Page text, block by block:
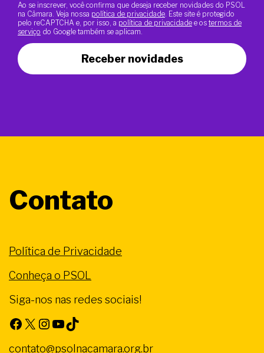
Ao se inscrever, você confirma que deseja receber novidades do PSOL
na Câmara. Veja nossa política de privacidade. Este site é protegido
pelo reCAPTCHA e, por isso, a política de privacidade e os termos de
serviço do Google também se aplicam.
Receber novidades
Contato
Política de Privacidade
Conheça o PSOL
Siga-nos nas redes sociais!
Facebook X Instagram Youtube TikTok
contato@psolnacamara.org.br